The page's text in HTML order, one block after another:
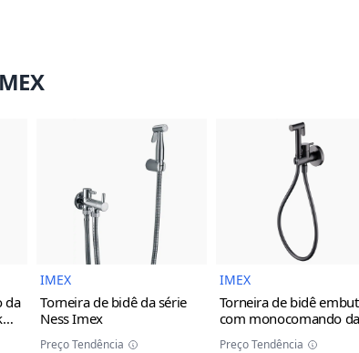
do Produto
da
Imagem do Produto
IMEX
Torneira de bidê da série
Ness Imex
Preço Tendência
IMEX
Torneira de bidê
com monocomando da
série Munich Imex
Preço Tendência